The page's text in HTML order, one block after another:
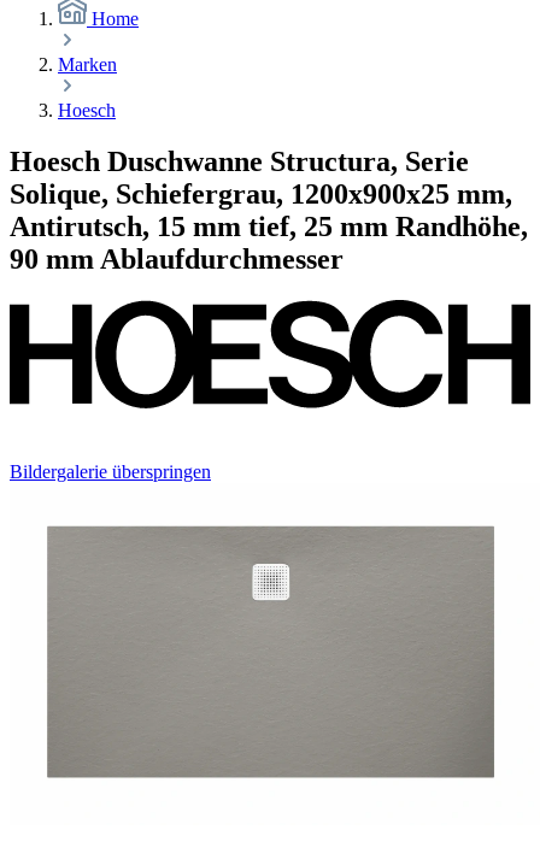
Home
Marken
Hoesch
Hoesch Duschwanne Structura, Serie
Solique, Schiefergrau, 1200x900x25 mm,
Antirutsch, 15 mm tief, 25 mm Randhöhe,
90 mm Ablaufdurchmesser
Bildergalerie überspringen